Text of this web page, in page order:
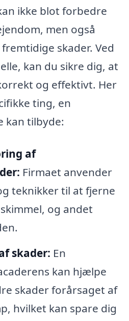
ikke blot forbedre
men også
skader. Ved
kan du sikre dig, at
og effektivt. Her
ting, en
kan tilbyde:
af
Firmaet anvender
teknikker til at fjerne
og andet
skader: En
kan hjælpe
skader forårsaget af
hvilket kan spare dig